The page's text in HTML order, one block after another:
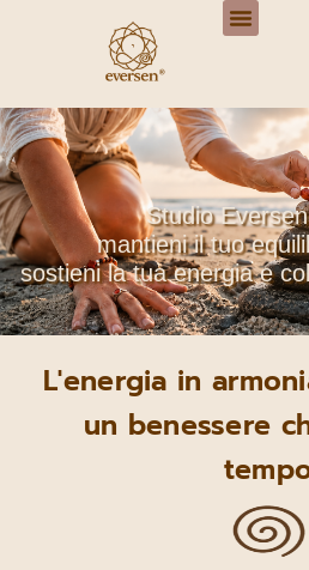
Studio
mantieni il tuo
sostieni la tua energia e
L'energia in
un benessere